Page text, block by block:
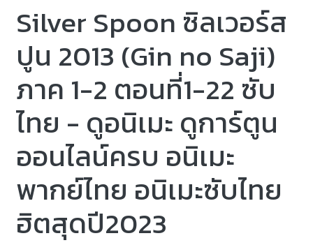
Silver Spoon ซิลเวอร์ส
ปูน 2013 (Gin no Saji)
ภาค 1-2 ตอนที่1-22 ซับ
ไทย - ดูอนิเมะ ดูการ์ตูน
ออนไลน์ครบ อนิเมะ
พากย์ไทย อนิเมะซับไทย
ฮิตสุดปี2023